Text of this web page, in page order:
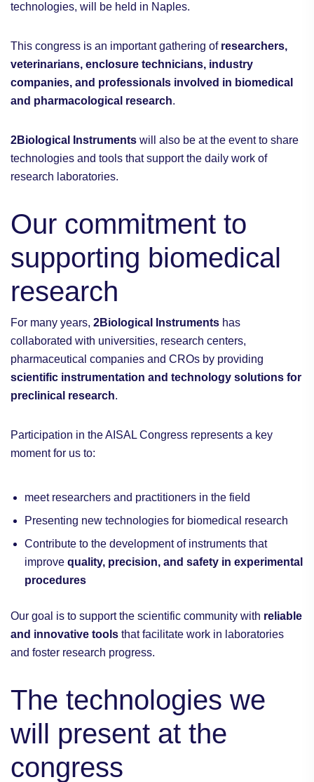
technologies, will be held in Naples.
This congress is an important gathering of researchers,
veterinarians, enclosure technicians, industry
companies, and professionals involved in biomedical
and pharmacological research.
2Biological Instruments will also be at the event to share
technologies and tools that support the daily work of
research laboratories.
Our commitment to
supporting biomedical
research
For many years, 2Biological Instruments has
collaborated with universities, research centers,
pharmaceutical companies and CROs by providing
scientific instrumentation and technology solutions for
preclinical research.
Participation in the AISAL Congress represents a key
moment for us to:
meet researchers and practitioners in the field
Presenting new technologies for biomedical research
Contribute to the development of instruments that
improve quality, precision, and safety in experimental
procedures
Our goal is to support the scientific community with reliable
and innovative tools that facilitate work in laboratories
and foster research progress.
The technologies we
will present at the
congress